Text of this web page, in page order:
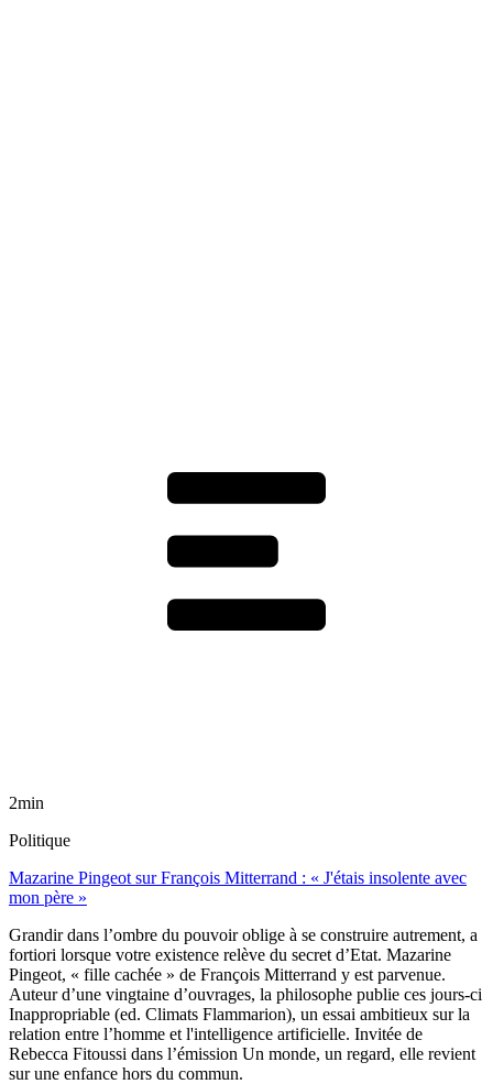
2min
Politique
Mazarine Pingeot sur François Mitterrand : « J'étais insolente avec
mon père »
Grandir dans l’ombre du pouvoir oblige à se construire autrement, a
fortiori lorsque votre existence relève du secret d’Etat. Mazarine
Pingeot, « fille cachée » de François Mitterrand y est parvenue.
Auteur d’une vingtaine d’ouvrages, la philosophe publie ces jours-ci
Inappropriable (ed. Climats Flammarion), un essai ambitieux sur la
relation entre l’homme et l'intelligence artificielle. Invitée de
Rebecca Fitoussi dans l’émission Un monde, un regard, elle revient
sur une enfance hors du commun.